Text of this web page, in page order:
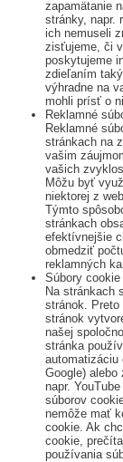
zapamätanie
stránky, napr.
ich nemuseli
zisťujeme, či
poskytujeme
zdieľaním
výhradne na
mohli prísť o
Reklamné
Reklamné
stránkach na
vašim
vašich
Môžu byť
niektorej z
Týmto
stránkach
efektívnejšie
obmedziť
reklamných
Súbory
Na stránkach
stránok.
stránok
našej
stránka
automatizáciu
Google) alebo
napr.
súborov
nemôže mať
cookie. Ak
cookie,
používania